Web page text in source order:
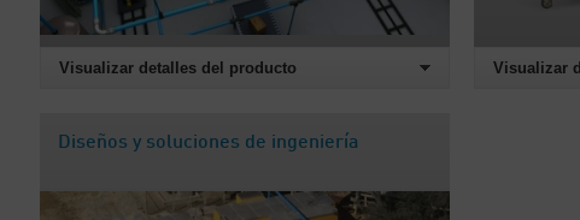
Visualizar detalles del producto
Diseños y soluciones de ingeniería
Visualizar